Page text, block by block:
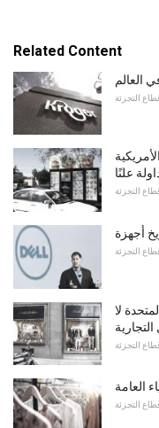
Related Content
التجزئة
علنًا
التجزئة
التجزئة
لا
التجزئة
العامة
التجزئة